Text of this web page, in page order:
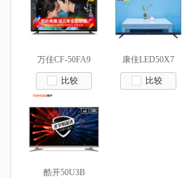
万佳CF-50FA9
比较
康佳LED50X7
比较
酷开50U3B